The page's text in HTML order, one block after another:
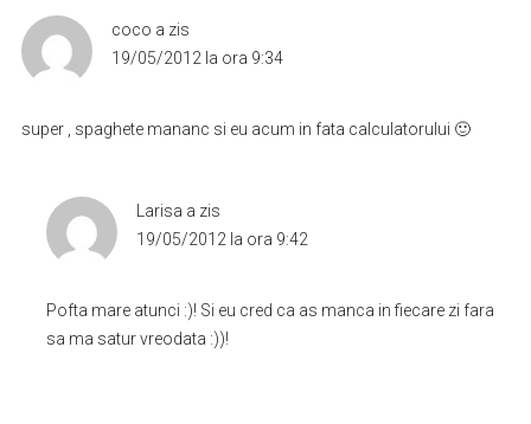
coco a zis
19/05/2012 la ora 9:34
super , spaghete mananc si eu acum in fata calculatorului 🙂
Larisa a zis
19/05/2012 la ora 9:42
Pofta mare atunci :)! Si eu cred ca as manca in fiecare zi fara
sa ma satur vreodata :))!